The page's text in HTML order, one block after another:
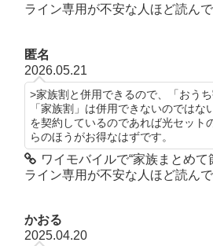
ライン専用が不安な人ほど読ん
匿名
2026.05.21
>家族割と併用できるので、「おう
「家族割」は併用できないのではな
を契約しているのであれば光セット
らのほうがお得なはずです。
ワイモバイルで“家族まとめて
ライン専用が不安な人ほど読ん
かおる
2025.04.20